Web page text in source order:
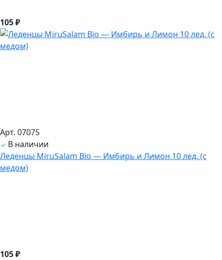
105 ₽
Арт. 07075
В наличии
Леденцы MiruSalam Bio — Имбирь и Лимон 10 лед. (с
медом)
105 ₽